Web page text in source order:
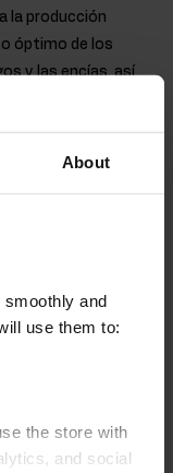
About
and
use them to:
the store with
and social
la producción
óptimo de los
y las encías, así
también
nervioso.
del estrés